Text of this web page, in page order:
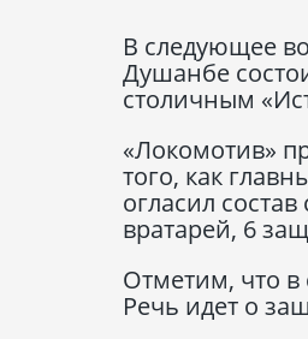
В следующее
Душанбе
столичным
«Локомотив»
того, как
огласил
вратарей, 6
Отметим, что в
Речь идет о